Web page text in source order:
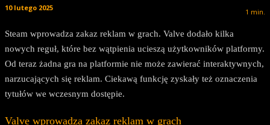
1 min.
10 lutego 2025
Steam wprowadza zakaz reklam w grach. Valve dodało kilka
nowych reguł, które bez wątpienia ucieszą użytkowników platformy.
Od teraz żadna gra na platformie nie może zawierać interaktywnych,
narzucających się reklam. Ciekawą funkcję zyskały też oznaczenia
tytułów we wczesnym dostępie.
Valve wprowadza zakaz reklam w grach